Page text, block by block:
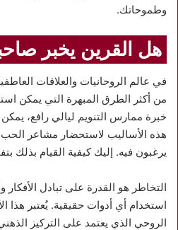
وطموحاتك.
هل القرين يخبر
في عالم الروحانيات والعلاقات
من أكثر الطرق المبهرة التي يمكن
خبرة ممارس التنويم ليالي رافع،
هذه الأساليب لاستحضار مشاعر
يرغبون فيه. إليك كيفية القيام بذلك
التخاطر هو القدرة على تبادل
استخدام أي أدوات حقيقية. يُعتبر هذا
الروحي الذي يعتمد على التركيز